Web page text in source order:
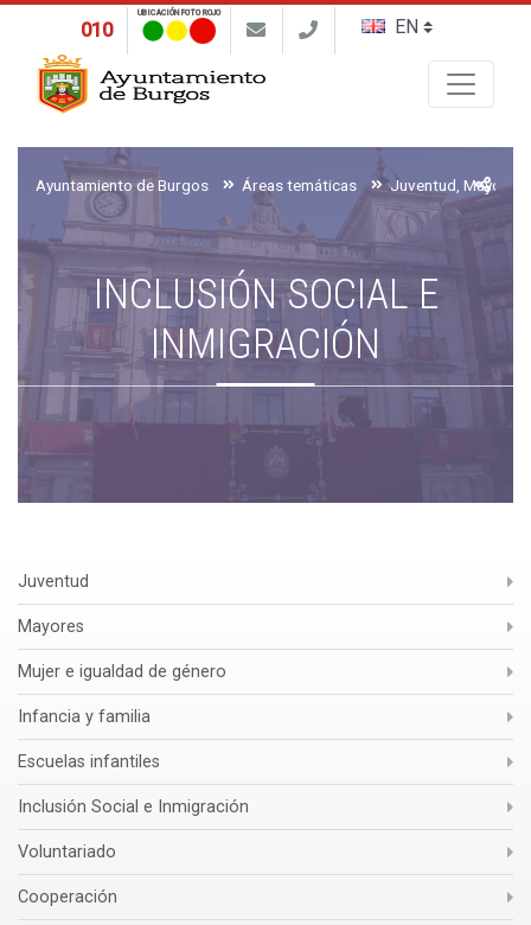
010
UBICACIÓN FOTO ROJO
Ayuntamiento de Burgos Áreas temáticas
INCLUSIÓN SOCIAL E
INMIGRACIÓN
Juventud
Mayores
Mujer e igualdad de género
Infancia y familia
Escuelas infantiles
Inclusión Social e Inmigración
Voluntariado
Cooperación